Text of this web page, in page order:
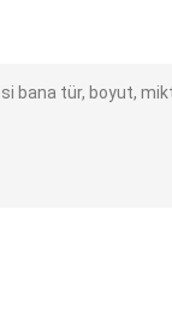
bana tür, boyut,